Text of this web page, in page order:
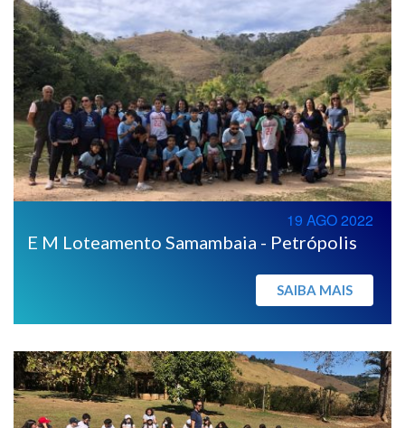
E M Loteamento Samambaia - Petrópolis
19 AGO 2022
SAIBA MAIS